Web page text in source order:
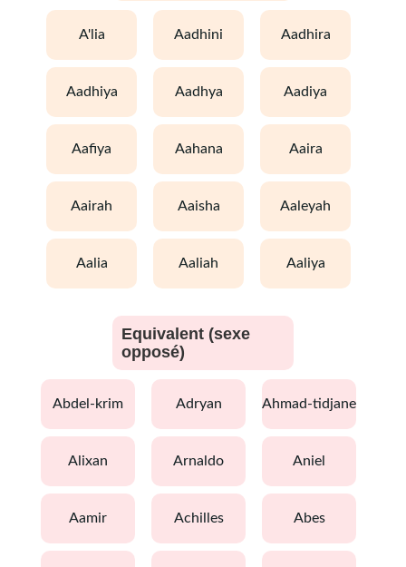
a'lia aadhini aadhira
aadhiya aadhya aadiya
aafiya aahana aaira
aairah aaisha aaleyah
aalia aaliah aaliya
Equivalent (sexe
opposé)
abdel-krim adryan ahmad-tidjane
alixan arnaldo aniel
aamir achilles abes